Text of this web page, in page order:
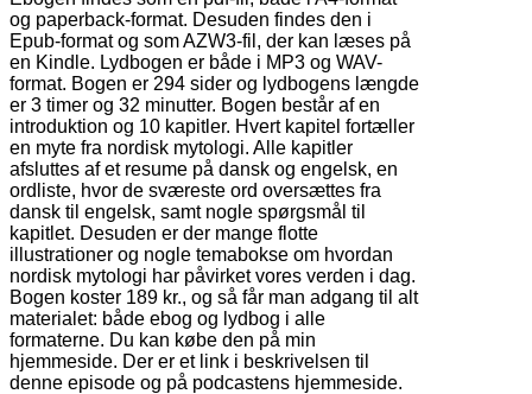
og paperback-format. Desuden findes den i
Epub-format og som AZW3-fil, der kan læses på
en Kindle. Lydbogen er både i MP3 og WAV-
format. Bogen er 294 sider og lydbogens længde
er 3 timer og 32 minutter. Bogen består af en
introduktion og 10 kapitler. Hvert kapitel fortæller
en myte fra nordisk mytologi. Alle kapitler
afsluttes af et resume på dansk og engelsk, en
ordliste, hvor de sværeste ord oversættes fra
dansk til engelsk, samt nogle spørgsmål til
kapitlet. Desuden er der mange flotte
illustrationer og nogle temabokse om hvordan
nordisk mytologi har påvirket vores verden i dag.
Bogen koster 189 kr., og så får man adgang til alt
materialet: både ebog og lydbog i alle
formaterne. Du kan købe den på min
hjemmeside. Der er et link i beskrivelsen til
denne episode og på podcastens hjemmeside.